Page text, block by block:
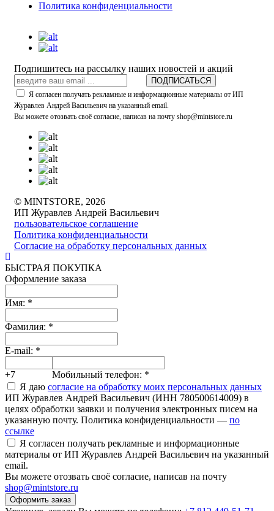
Политика конфиденциальности
Подпишитесь на рассылку наших новостей и акций
ПОДПИСАТЬСЯ
Я согласен получать рекламные и информационные материалы от ИП
Журавлев Андрей Васильевич на указанный email.
Вы можете отозвать своё согласие, написав на почту shop@mintstore.ru
© MINTSTORE, 2026
ИП Журавлев Андрей Васильевич
пользовательское соглашение
Политика конфиденциальности
Согласие на обработку персональных данных
БЫСТРАЯ ПОКУПКА
Оформление заказа
Имя: *
Фамилия: *
E-mail: *
+7 Мобильный телефон: *
Я даю согласие на обработку моих персональных данных
ИП Журавлев Андрей Васильевич (ИНН 780500614009) в
целях обработки заявки и получения электронных писем на
указанную почту. Политика конфиденциальности — по
ссылке
Я согласен получать рекламные и информационные
материалы от ИП Журавлев Андрей Васильевич на указанный
email.
Вы можете отозвать своё согласие, написав на почту
shop@mintstore.ru
Оформить заказ